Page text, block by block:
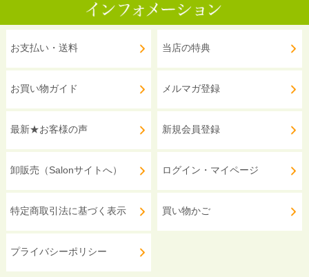
お支払い・送料
お買い物ガイド
最新★お客様の声
卸販売（Salonサイトへ）
特定商取引法に基づく表示
プライバシーポリシー
当店の特典
メルマガ登録
新規会員登録
ログイン・マイページ
買い物かご